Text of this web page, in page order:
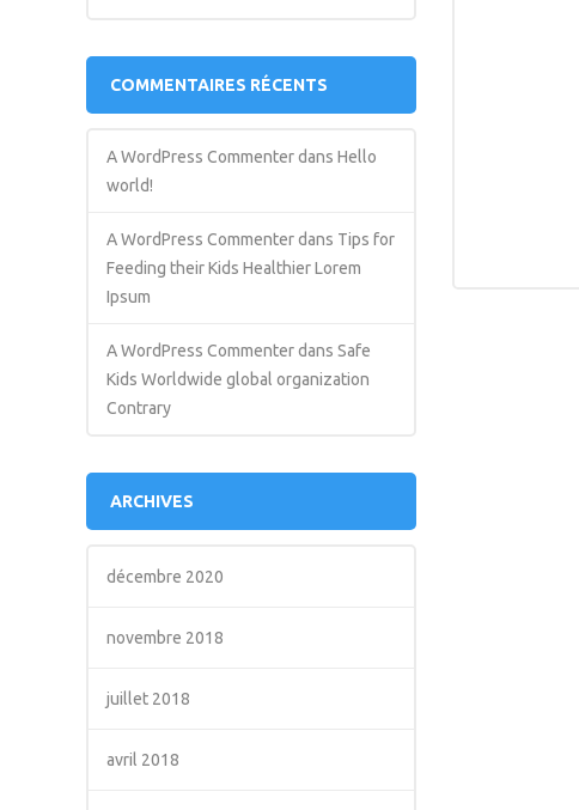
COMMENTAIRES RÉCENTS
A WordPress Commenterdans Hello
world!
A WordPress Commenterdans Tips for
Feeding their Kids Healthier Lorem
Ipsum
A WordPress Commenterdans Safe
Kids Worldwide global organization
Contrary
ARCHIVES
décembre 2020
novembre 2018
juillet 2018
avril 2018